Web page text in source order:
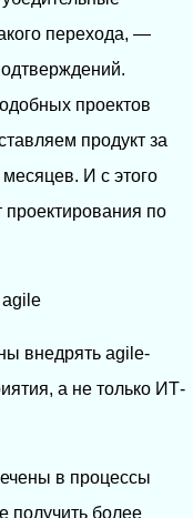
перехода, —
проектов
продукт за
месяцев. И с этого
проектирования по
внедрять agile-
а не только ИТ-
в процессы
получить более